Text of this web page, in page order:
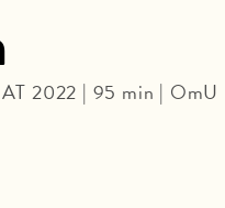
2022 | 95 min | OmU